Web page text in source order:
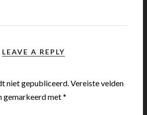
LEAVE A REPLY
niet gepubliceerd.Vereiste velden
gemarkeerd met*